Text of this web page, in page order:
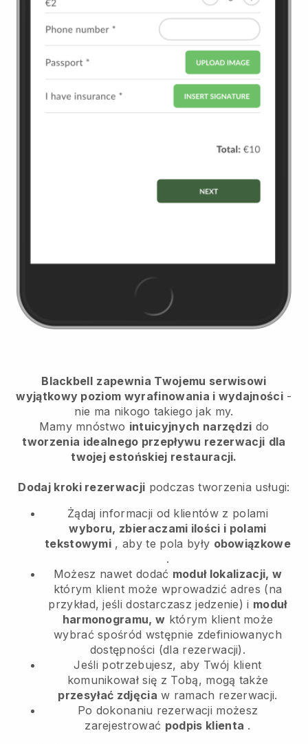
Blackbell zapewnia Twojemu serwisowi
wyjątkowy poziom wyrafinowania i wydajności -
nie ma nikogo takiego jak my.
Mamy mnóstwo intuicyjnych narzędzi do
tworzenia idealnego przepływu rezerwacji dla
twojej estońskiej restauracji.
Dodaj kroki rezerwacji podczas tworzenia usługi:
Żądaj informacji od klientów z polami
wyboru, zbieraczami ilości i polami
tekstowymi , aby te pola były obowiązkowe
.
Możesz nawet dodać moduł lokalizacji, w
którym klient może wprowadzić adres (na
przykład, jeśli dostarczasz jedzenie) i moduł
harmonogramu, w którym klient może
wybrać spośród wstępnie zdefiniowanych
dostępności (dla rezerwacji).
Jeśli potrzebujesz, aby Twój klient
komunikował się z Tobą, mogą także
przesyłać zdjęcia w ramach rezerwacji.
Po dokonaniu rezerwacji możesz
zarejestrować podpis klienta .